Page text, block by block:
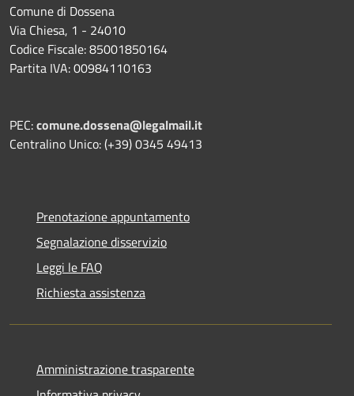
Comune di Dossena
Via Chiesa, 1 - 24010
Codice Fiscale: 85001850164
Partita IVA: 00984110163
PEC:comune.dossena@legalmail.it
Centralino Unico: (+39) 0345 49413
Prenotazione appuntamento
Segnalazione disservizio
Leggi le FAQ
Richiesta assistenza
Amministrazione trasparente